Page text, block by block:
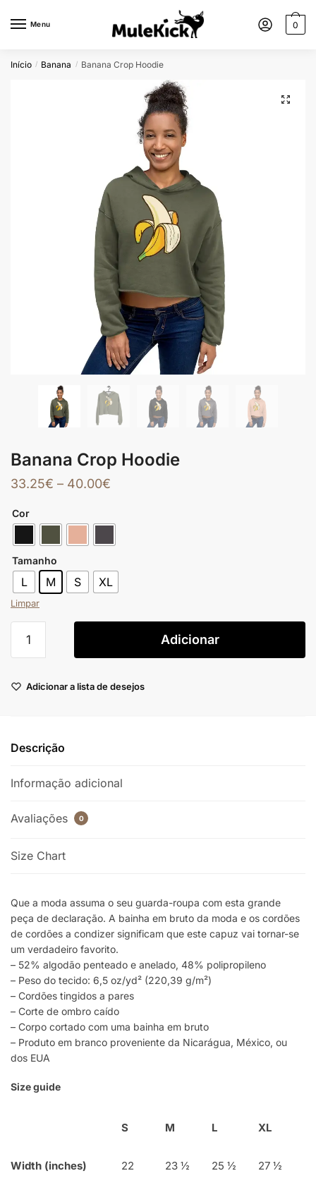
Menu 0
Início / Banana / Banana Crop Hoodie
🔍
Banana Crop Hoodie
33.25€ – 40.00€
Cor
Tamanho
L M S XL
Limpar
Adicionar
Adicionar a lista de desejos
Descrição
Informação adicional
Avaliações 0
Size Chart
Que a moda assuma o seu guarda-roupa com esta grande
peça de declaração. A bainha em bruto da moda e os cordões
de cordões a condizer significam que este capuz vai tornar-se
um verdadeiro favorito.
– 52% algodão penteado e anelado, 48% polipropileno
– Peso do tecido: 6,5 oz/yd² (220,39 g/m²)
– Cordões tingidos a pares
– Corte de ombro caído
– Corpo cortado com uma bainha em bruto
– Produto em branco proveniente da Nicarágua, México, ou
dos EUA
Size guide
S M L XL
Width (inches) 22 23 ½ 25 ½ 27 ½